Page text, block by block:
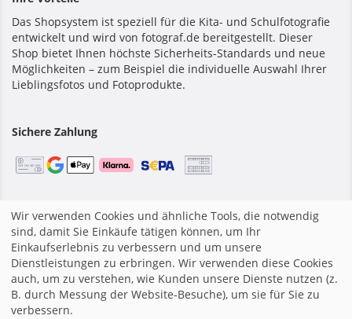
Das Shopsystem ist speziell für die Kita- und Schulfotografie
entwickelt und wird von fotograf.de bereitgestellt. Dieser
Shop bietet Ihnen höchste Sicherheits-Standards und neue
Möglichkeiten – zum Beispiel die individuelle Auswahl Ihrer
Lieblingsfotos und Fotoprodukte.
Sichere Zahlung
Startseite|Impressum|Allgemeine Geschäftsbedingungen
|Datenschutzerklärung |Webseite von fotograf.de
Wir verwenden Cookies und ähnliche Tools, die notwendig
sind, damit Sie Einkäufe tätigen können, um Ihr
Einkaufserlebnis zu verbessern und um unsere
Dienstleistungen zu erbringen. Wir verwenden diese Cookies
auch, um zu verstehen, wie Kunden unsere Dienste nutzen (z.
B. durch Messung der Website-Besuche), um sie für Sie zu
verbessern.